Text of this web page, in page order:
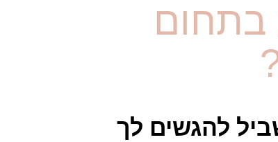
בתחום
להגשים לך